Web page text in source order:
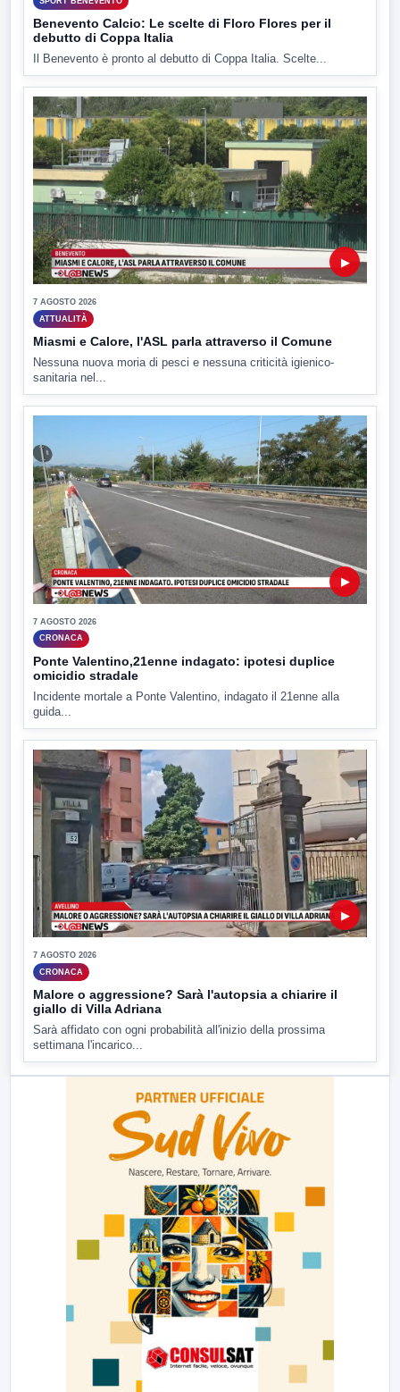
Benevento Calcio: Le scelte di Floro Flores per il
debutto di Coppa Italia
Il Benevento è pronto al debutto di Coppa Italia. Scelte...
▶
7 AGOSTO 2026
ATTUALITÀ
Miasmi e Calore, l'ASL parla attraverso il Comune
Nessuna nuova moria di pesci e nessuna criticità igienico-
sanitaria nel...
▶
7 AGOSTO 2026
CRONACA
Ponte Valentino,21enne indagato: ipotesi duplice
omicidio stradale
Incidente mortale a Ponte Valentino, indagato il 21enne alla
guida...
▶
7 AGOSTO 2026
CRONACA
Malore o aggressione? Sarà l'autopsia a chiarire il
giallo di Villa Adriana
Sarà affidato con ogni probabilità all'inizio della prossima
settimana l'incarico...